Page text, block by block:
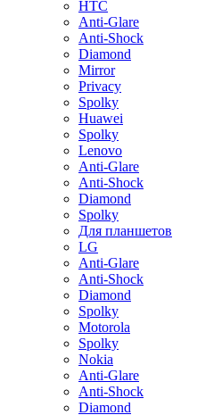
HTC
Anti-Glare
Anti-Shock
Diamond
Mirror
Privacy
Spolky
Huawei
Spolky
Lenovo
Anti-Glare
Anti-Shock
Diamond
Spolky
Для планшетов
LG
Anti-Glare
Anti-Shock
Diamond
Spolky
Motorola
Spolky
Nokia
Anti-Glare
Anti-Shock
Diamond